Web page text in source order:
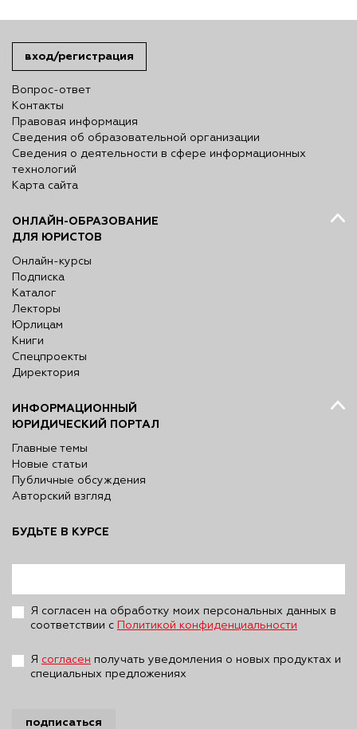
вход/регистрация
Вопрос-ответ
Контакты
Правовая информация
Сведения об образовательной организации
Сведения о деятельности в сфере информационных
технологий
Карта сайта
ОНЛАЙН-ОБРАЗОВАНИЕ
ДЛЯ ЮРИСТОВ
Онлайн-курсы
Подписка
Каталог
Лекторы
Юрлицам
Книги
Спецпроекты
Директория
ИНФОРМАЦИОННЫЙ
ЮРИДИЧЕСКИЙ ПОРТАЛ
Главные темы
Новые статьи
Публичные обсуждения
Авторский взгляд
БУДЬТЕ В КУРСЕ
Я согласен на обработку моих персональных данных в
соответствии с
Политикой конфиденциальности
Я согласен получать уведомления о новых продуктах и
специальных предложениях
подписаться